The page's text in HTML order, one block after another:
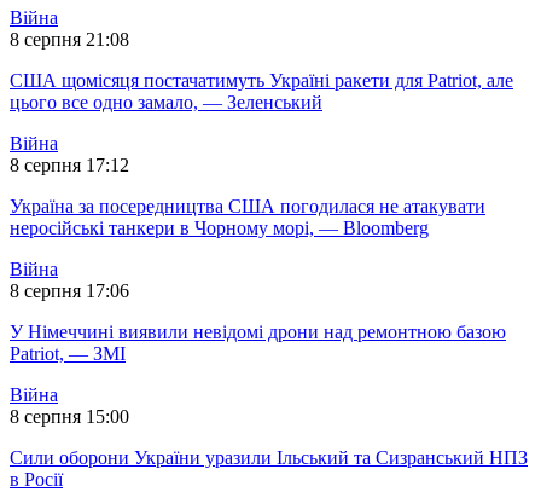
Війна
8 серпня 21:08
США щомісяця постачатимуть Україні ракети для Patriot, але
цього все одно замало, — Зеленський
Війна
8 серпня 17:12
Україна за посередництва США погодилася не атакувати
неросійські танкери в Чорному морі, — Bloomberg
Війна
8 серпня 17:06
У Німеччині виявили невідомі дрони над ремонтною базою
Patriot, — ЗМІ
Війна
8 серпня 15:00
Сили оборони України уразили Ільський та Сизранський НПЗ
в Росії